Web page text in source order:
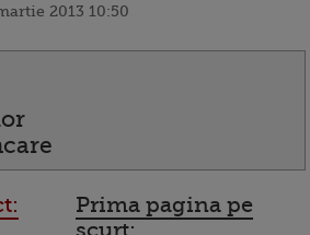
2013 10:50
Prima pagina pe
scurt: